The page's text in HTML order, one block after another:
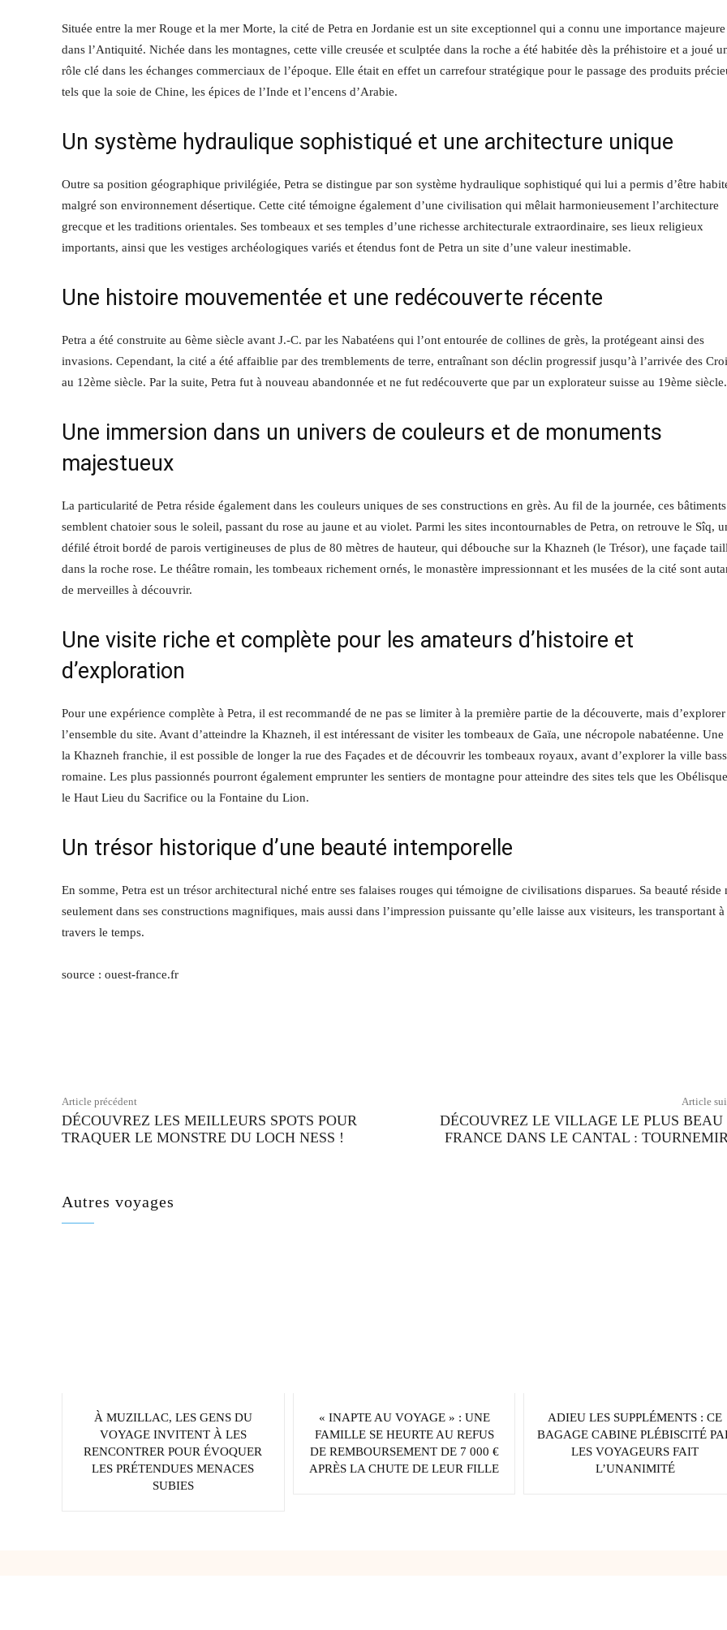
Située entre la mer Rouge et la mer Morte, la cité de Petra en Jordanie est un site exceptionnel qui a connu une importance majeure
dans l’Antiquité. Nichée dans les montagnes, cette ville creusée et sculptée dans la roche a été habitée dès la préhistoire et a joué
rôle clé dans les échanges commerciaux de l’époque. Elle était en effet un carrefour stratégique pour le passage des produits
tels que la soie de Chine, les épices de l’Inde et l’encens d’Arabie.
Un système hydraulique sophistiqué et une architecture unique
Outre sa position géographique privilégiée, Petra se distingue par son système hydraulique sophistiqué qui lui a permis d’être
malgré son environnement désertique. Cette cité témoigne également d’une civilisation qui mêlait harmonieusement l’architecture
grecque et les traditions orientales. Ses tombeaux et ses temples d’une richesse architecturale extraordinaire, ses lieux religieux
importants, ainsi que les vestiges archéologiques variés et étendus font de Petra un site d’une valeur inestimable.
Une histoire mouvementée et une redécouverte récente
Petra a été construite au 6ème siècle avant J.-C. par les Nabatéens qui l’ont entourée de collines de grès, la protégeant ainsi des
invasions. Cependant, la cité a été affaiblie par des tremblements de terre, entraînant son déclin progressif jusqu’à l’arrivée des
au 12ème siècle. Par la suite, Petra fut à nouveau abandonnée et ne fut redécouverte que par un explorateur suisse au 19ème siècle.
Une immersion dans un univers de couleurs et de monuments
majestueux
La particularité de Petra réside également dans les couleurs uniques de ses constructions en grès. Au fil de la journée, ces bâtiments
semblent chatoier sous le soleil, passant du rose au jaune et au violet. Parmi les sites incontournables de Petra, on retrouve le Sîq,
défilé étroit bordé de parois vertigineuses de plus de 80 mètres de hauteur, qui débouche sur la Khazneh (le Trésor), une façade
dans la roche rose. Le théâtre romain, les tombeaux richement ornés, le monastère impressionnant et les musées de la cité sont
de merveilles à découvrir.
Une visite riche et complète pour les amateurs d’histoire et
d’exploration
Pour une expérience complète à Petra, il est recommandé de ne pas se limiter à la première partie de la découverte, mais d’explorer
l’ensemble du site. Avant d’atteindre la Khazneh, il est intéressant de visiter les tombeaux de Gaïa, une nécropole nabatéenne.
la Khazneh franchie, il est possible de longer la rue des Façades et de découvrir les tombeaux royaux, avant d’explorer la ville
romaine. Les plus passionnés pourront également emprunter les sentiers de montagne pour atteindre des sites tels que les
le Haut Lieu du Sacrifice ou la Fontaine du Lion.
Un trésor historique d’une beauté intemporelle
En somme, Petra est un trésor architectural niché entre ses falaises rouges qui témoigne de civilisations disparues. Sa beauté réside
seulement dans ses constructions magnifiques, mais aussi dans l’impression puissante qu’elle laisse aux visiteurs, les transportant à
travers le temps.
source : ouest-france.fr
Article précédent
DÉCOUVREZ LES MEILLEURS SPOTS POUR
TRAQUER LE MONSTRE DU LOCH NESS !
Article
DÉCOUVREZ LE VILLAGE LE PLUS BEAU
FRANCE DANS LE CANTAL :
Autres voyages
À MUZILLAC, LES GENS DU
VOYAGE INVITENT À LES
RENCONTRER POUR ÉVOQUER
LES PRÉTENDUES MENACES
SUBIES
« INAPTE AU VOYAGE » : UNE
FAMILLE SE HEURTE AU REFUS
DE REMBOURSEMENT DE 7 000 €
APRÈS LA CHUTE DE LEUR FILLE
ADIEU LES SUPPLÉMENTS : CE
BAGAGE CABINE PLÉBISCITÉ
LES VOYAGEURS FAIT
L’UNANIMITÉ